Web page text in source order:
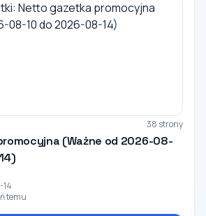
38 strony
(Ważne od 2026-08-
14
temu